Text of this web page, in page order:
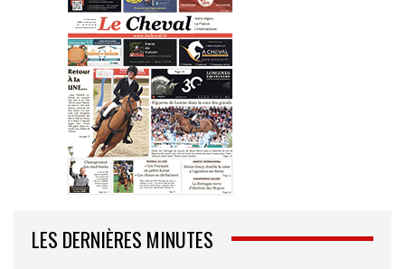
LES DERNIÈRES MINUTES